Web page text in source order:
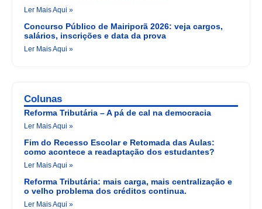
Ler Mais Aqui »
Concurso Público de Mairiporã 2026: veja cargos,
salários, inscrições e data da prova
Ler Mais Aqui »
Colunas
Reforma Tributária – A pá de cal na democracia
Ler Mais Aqui »
Fim do Recesso Escolar e Retomada das Aulas:
como acontece a readaptação dos estudantes?
Ler Mais Aqui »
Reforma Tributária: mais carga, mais centralização e
o velho problema dos créditos continua.
Ler Mais Aqui »